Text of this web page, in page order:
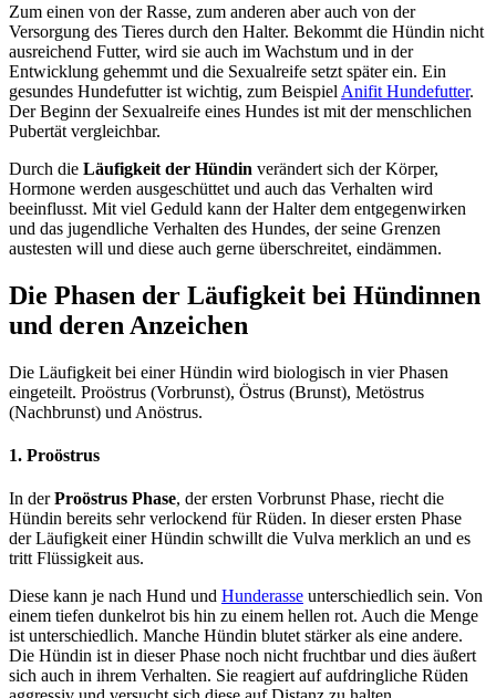
Zum einen von der Rasse, zum anderen aber auch von der
Versorgung des Tieres durch den Halter. Bekommt die Hündin nicht
ausreichend Futter, wird sie auch im Wachstum und in der
Entwicklung gehemmt und die Sexualreife setzt später ein. Ein
gesundes Hundefutter ist wichtig, zum Beispiel Anifit Hundefutter.
Der Beginn der Sexualreife eines Hundes ist mit der menschlichen
Pubertät vergleichbar.
Durch die Läufigkeit der Hündin verändert sich der Körper,
Hormone werden ausgeschüttet und auch das Verhalten wird
beeinflusst. Mit viel Geduld kann der Halter dem entgegenwirken
und das jugendliche Verhalten des Hundes, der seine Grenzen
austesten will und diese auch gerne überschreitet, eindämmen.
Die Phasen der Läufigkeit bei Hündinnen
und deren Anzeichen
Die Läufigkeit bei einer Hündin wird biologisch in vier Phasen
eingeteilt. Proöstrus (Vorbrunst), Östrus (Brunst), Metöstrus
(Nachbrunst) und Anöstrus.
1. Proöstrus
In derProöstrus Phase, der ersten Vorbrunst Phase, riecht die
Hündin bereits sehr verlockend für Rüden. In dieser ersten Phase
der Läufigkeit einer Hündin schwillt die Vulva merklich an und es
tritt Flüssigkeit aus.
Diese kann je nach Hund und Hunderasse unterschiedlich sein. Von
einem tiefen dunkelrot bis hin zu einem hellen rot. Auch die Menge
ist unterschiedlich. Manche Hündin blutet stärker als eine andere.
Die Hündin ist in dieser Phase noch nicht fruchtbar und dies äußert
sich auch in ihrem Verhalten. Sie reagiert auf aufdringliche Rüden